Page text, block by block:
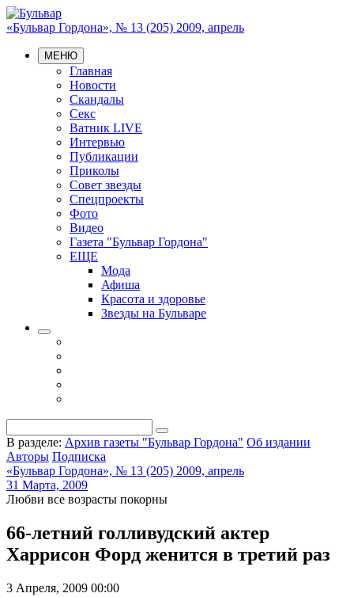
«Бульвар Гордона», № 13 (205) 2009, апрель
МЕНЮ
Главная
Новости
Скандалы
Секс
Ватник LIVE
Интервью
Публикации
Приколы
Совет звезды
Спецпроекты
Фото
Видео
Газета "Бульвар Гордона"
ЕЩЕ
Мода
Афиша
Красота и здоровье
Звезды на Бульваре
В разделе: Архив газеты "Бульвар Гордона" Об издании
Авторы Подписка
«Бульвар Гордона», № 13 (205) 2009, апрель
31 Марта, 2009
Любви все возрасты покорны
66-летний голливудский актер
Харрисон Форд женится в третий раз
3 Апреля, 2009 00:00